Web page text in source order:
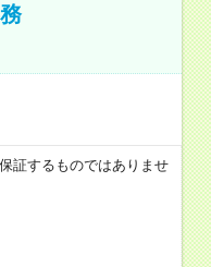
するものではありませ